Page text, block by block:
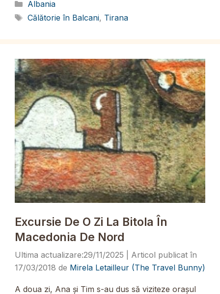
Categorii
Albania
Etichete
Călătorie în Balcani, Tirana
Excursie De O Zi La Bitola În
Macedonia De Nord
29/11/2025
17/03/2018 de Mirela Letailleur (The Travel Bunny)
A doua zi, Ana și Tim s-au dus să viziteze orașul